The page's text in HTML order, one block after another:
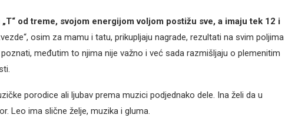
od treme, svojom energijom voljom postižu sve, a imaju tek 12 i
osim za mamu i tatu, prikupljaju nagrade, rezultati na svim poljima
međutim to njima nije važno i već sada razmišljaju o plemenitim
porodice ali ljubav prema muzici podjednako dele. Ina želi da u
Leo ima slične želje, muzika i gluma.